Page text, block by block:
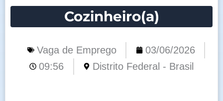
Cozinheiro(a)
Vaga de Emprego
03/06/2026
09:56
Distrito Federal - Brasil